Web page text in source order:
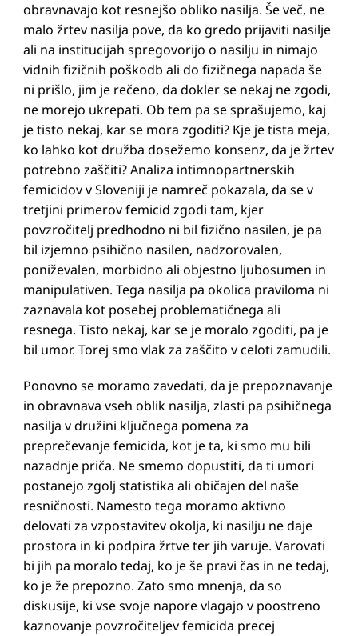
obravnavajo kot resnejšo obliko nasilja. Še več, ne
malo žrtev nasilja pove, da ko gredo prijaviti nasilje
ali na institucijah spregovorijo o nasilju in nimajo
vidnih fizičnih poškodb ali do fizičnega napada še
ni prišlo, jim je rečeno, da dokler se nekaj ne zgodi,
ne morejo ukrepati. Ob tem pa se sprašujemo, kaj
je tisto nekaj, kar se mora zgoditi? Kje je tista meja,
ko lahko kot družba dosežemo konsenz, da je žrtev
potrebno zaščiti? Analiza intimnopartnerskih
femicidov v Sloveniji je namreč pokazala, da se v
tretjini primerov femicid zgodi tam, kjer
povzročitelj predhodno ni bil fizično nasilen, je pa
bil izjemno psihično nasilen, nadzorovalen,
poniževalen, morbidno ali objestno ljubosumen in
manipulativen. Tega nasilja pa okolica praviloma ni
zaznavala kot posebej problematičnega ali
resnega. Tisto nekaj, kar se je moralo zgoditi, pa je
bil umor. Torej smo vlak za zaščito v celoti zamudili.
Ponovno se moramo zavedati, da je prepoznavanje
in obravnava vseh oblik nasilja, zlasti pa psihičnega
nasilja v družini ključnega pomena za
preprečevanje femicida, kot je ta, ki smo mu bili
nazadnje priča. Ne smemo dopustiti, da ti umori
postanejo zgolj statistika ali običajen del naše
resničnosti. Namesto tega moramo aktivno
delovati za vzpostavitev okolja, ki nasilju ne daje
prostora in ki podpira žrtve ter jih varuje. Varovati
bi jih pa moralo tedaj, ko je še pravi čas in ne tedaj,
ko je že prepozno. Zato smo mnenja, da so
diskusije, ki vse svoje napore vlagajo v poostreno
kaznovanje povzročiteljev femicida precej